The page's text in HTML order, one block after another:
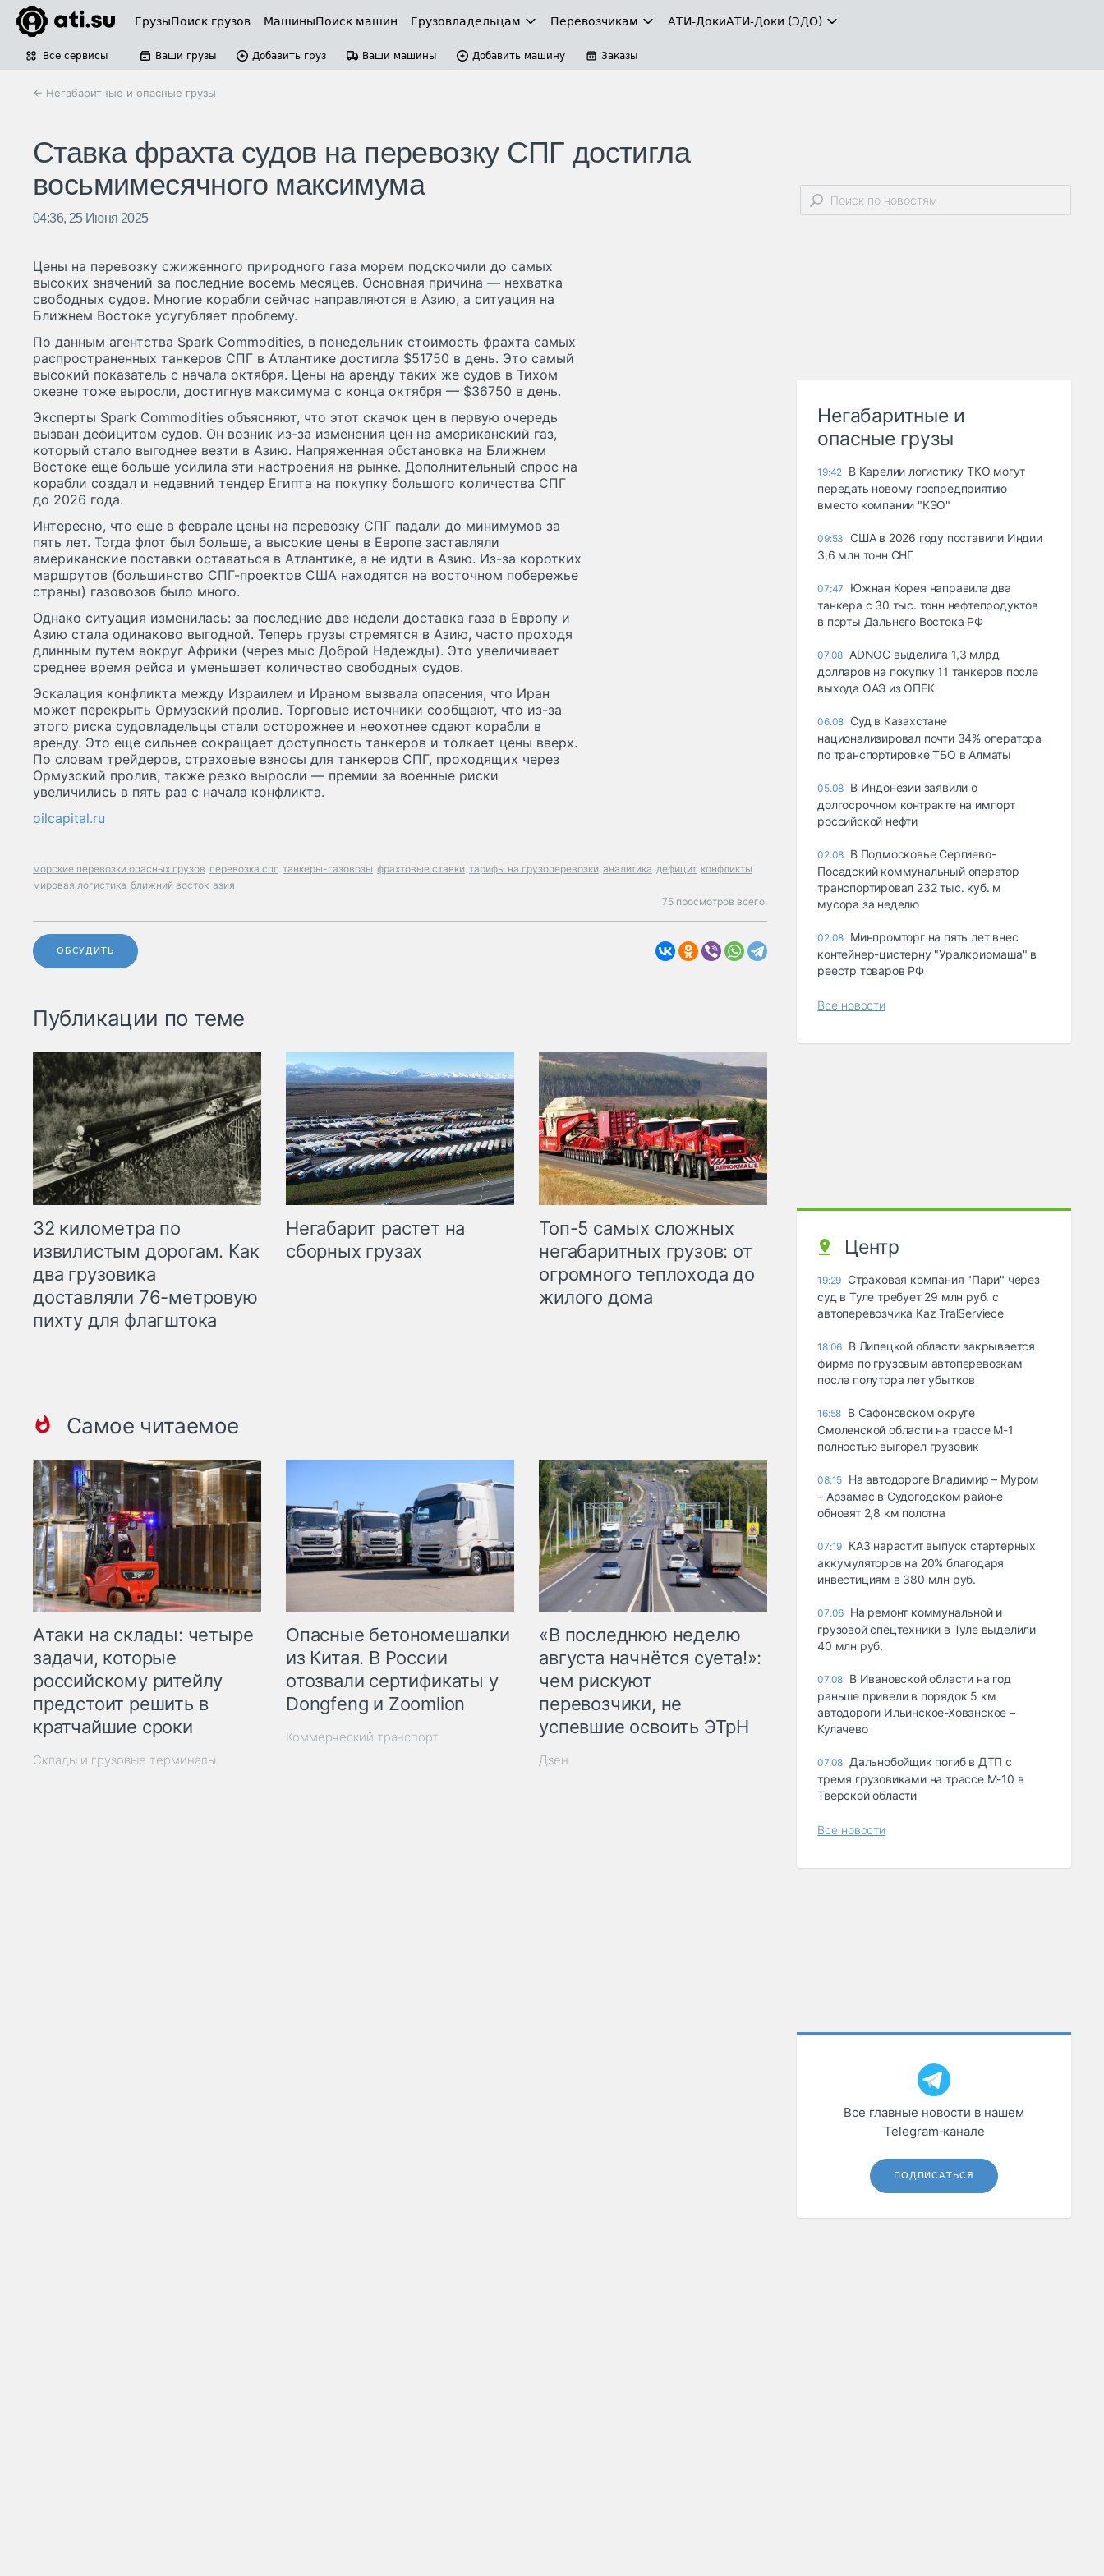
ГрузыПоиск грузов МашиныПоиск машин Грузовладельцам Перевозчикам АТИ-ДокиАТИ-Доки (ЭДО)
Все сервисы Ваши грузы Добавить груз Ваши машины Добавить машину Заказы
← Негабаритные и опасные грузы
Ставка фрахта судов на перевозку СПГ достигла
восьмимесячного максимума
04:36, 25 Июня 2025
Цены на перевозку сжиженного природного газа морем подскочили до самых
высоких значений за последние восемь месяцев. Основная причина — нехватка
свободных судов. Многие корабли сейчас направляются в Азию, а ситуация на
Ближнем Востоке усугубляет проблему.
По данным агентства Spark Commodities, в понедельник стоимость фрахта самых
распространенных танкеров СПГ в Атлантике достигла $51750 в день. Это самый
высокий показатель с начала октября. Цены на аренду таких же судов в Тихом
океане тоже выросли, достигнув максимума с конца октября — $36750 в день.
Эксперты Spark Commodities объясняют, что этот скачок цен в первую очередь
вызван дефицитом судов. Он возник из-за изменения цен на американский газ,
который стало выгоднее везти в Азию. Напряженная обстановка на Ближнем
Востоке еще больше усилила эти настроения на рынке. Дополнительный спрос на
корабли создал и недавний тендер Египта на покупку большого количества СПГ
до 2026 года.
Интересно, что еще в феврале цены на перевозку СПГ падали до минимумов за
пять лет. Тогда флот был больше, а высокие цены в Европе заставляли
американские поставки оставаться в Атлантике, а не идти в Азию. Из-за коротких
маршрутов (большинство СПГ-проектов США находятся на восточном побережье
страны) газовозов было много.
Однако ситуация изменилась: за последние две недели доставка газа в Европу и
Азию стала одинаково выгодной. Теперь грузы стремятся в Азию, часто проходя
длинным путем вокруг Африки (через мыс Доброй Надежды). Это увеличивает
среднее время рейса и уменьшает количество свободных судов.
Эскалация конфликта между Израилем и Ираном вызвала опасения, что Иран
может перекрыть Ормузский пролив. Торговые источники сообщают, что из-за
этого риска судовладельцы стали осторожнее и неохотнее сдают корабли в
аренду. Это еще сильнее сокращает доступность танкеров и толкает цены вверх.
По словам трейдеров, страховые взносы для танкеров СПГ, проходящих через
Ормузский пролив, также резко выросли — премии за военные риски
увеличились в пять раз с начала конфликта.
oilcapital.ru
морские перевозки опасных грузов перевозка спг танкеры-газовозы фрахтовые ставки тарифы на грузоперевозки аналитика дефицит конфликты
мировая логистика ближний восток азия
75 просмотров всего.
ОБСУДИТЬ
Публикации по теме
32 километра по
извилистым дорогам. Как
два грузовика
доставляли 76-метровую
пихту для флагштока
Негабарит растет на
сборных грузах
Топ-5 самых сложных
негабаритных грузов: от
огромного теплохода до
жилого дома
Самое читаемое
Атаки на склады: четыре
задачи, которые
российскому ритейлу
предстоит решить в
кратчайшие сроки
Склады и грузовые терминалы
Опасные бетономешалки
из Китая. В России
отозвали сертификаты у
Dongfeng и Zoomlion
Коммерческий транспорт
«В последнюю неделю
августа начнётся суета!»:
чем рискуют
перевозчики, не
успевшие освоить ЭТрН
Дзен
Негабаритные и
опасные грузы
19:42 В Карелии логистику ТКО могут
передать новому госпредприятию
вместо компании "КЭО"
09:53
США в 2026 году поставили Индии
3,6 млн тонн СНГ
07:47
Южная Корея направила два
танкера с 30 тыс. тонн нефтепродуктов
в порты Дальнего Востока РФ
07.08 ADNOC выделила 1,3 млрд
долларов на покупку 11 танкеров после
выхода ОАЭ из ОПЕК
06.08 Суд в Казахстане
национализировал почти 34% оператора
по транспортировке ТБО в Алматы
05.08 В Индонезии заявили о
долгосрочном контракте на импорт
российской нефти
02.08 В Подмосковье Сергиево-
Посадский коммунальный оператор
транспортировал 232 тыс. куб. м
мусора за неделю
02.08 Минпромторг на пять лет внес
контейнер-цистерну "Уралкриомаша" в
реестр товаров РФ
Все новости
Центр
19:29 Страховая компания "Пари" через
суд в Туле требует 29 млн руб. с
автоперевозчика Kaz TralServiece
18:06 В Липецкой области закрывается
фирма по грузовым автоперевозкам
после полутора лет убытков
16:58 В Сафоновском округе
Смоленской области на трассе М-1
полностью выгорел грузовик
08:15 На автодороге Владимир – Муром
– Арзамас в Судогодском районе
обновят 2,8 км полотна
07:19 КАЗ нарастит выпуск стартерных
аккумуляторов на 20% благодаря
инвестициям в 380 млн руб.
07:06 На ремонт коммунальной и
грузовой спецтехники в Туле выделили
40 млн руб.
07.08 В Ивановской области на год
раньше привели в порядок 5 км
автодороги Ильинское-Хованское –
Кулачево
07.08 Дальнобойщик погиб в ДТП с
тремя грузовиками на трассе М-10 в
Тверской области
Все новости
Все главные новости в нашем
Telegram‑канале
ПОДПИСАТЬСЯ